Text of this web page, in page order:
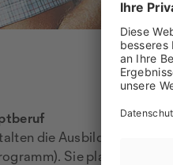
die
Sie planen